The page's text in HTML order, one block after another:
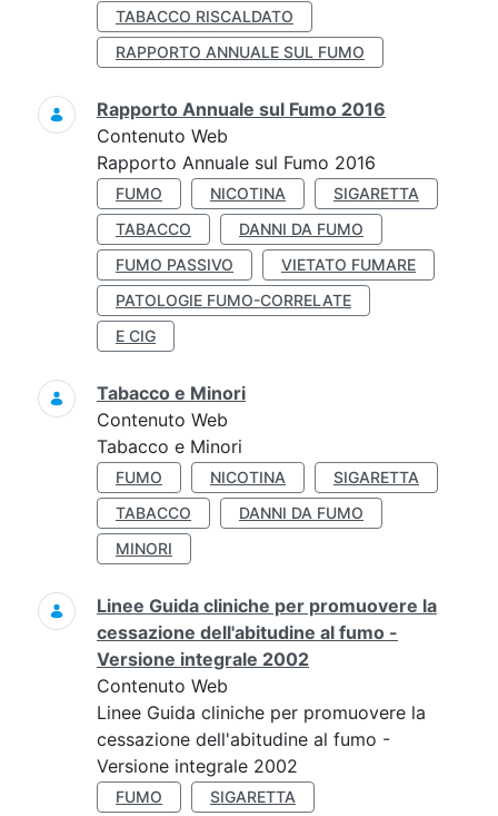
TABACCO RISCALDATO
RAPPORTO ANNUALE SUL FUMO
Rapporto Annuale sul Fumo 2016
Contenuto Web
Rapporto Annuale sul Fumo 2016
FUMO NICOTINA
SIGARETTA
TABACCO
DANNI DA FUMO
FUMO PASSIVO
VIETATO FUMARE
PATOLOGIE FUMO-CORRELATE
E CIG
Tabacco e Minori
Contenuto Web
Tabacco e Minori
FUMO NICOTINA
SIGARETTA
TABACCO
DANNI DA FUMO
MINORI
Linee Guida cliniche per promuovere la
cessazione dell'abitudine al fumo -
Versione integrale 2002
Contenuto Web
Linee Guida cliniche per promuovere la
cessazione dell'abitudine al fumo -
Versione integrale 2002
FUMO
SIGARETTA